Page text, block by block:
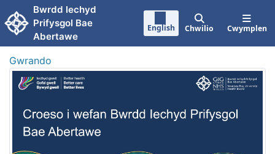
Neidio i'r prif gynnwy
Bwrdd lechyd
Prifysgol Bae
Abertawe
English Chwilio Cwymplen
Gwrando